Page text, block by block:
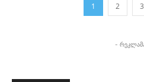
1 2 3
-